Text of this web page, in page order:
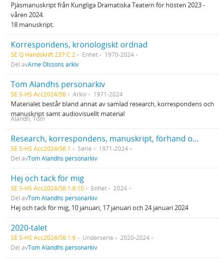
Pjäsmanuskript från Kungliga Dramatiska Teatern för hösten 2023 -
våren 2024.
18 manuskript.
Korrespondens, kronologiskt ordnad
SE Q Handskrift 237:C:2 Enhet
1970-2024
Del avArne Olssons arkiv
Tom Alandhs personarkiv
SE S-HS Acc2024/56 Arkiv 1971-2024
Materialet består bland annat av samlad research, korrespondens och
manuskript samt audiovisuellt material
Alandh, Tom
Research, korrespondens, manuskript, förhand och recensioner
SE S-HS Acc2024/56:1 Serie
1971-2024
Del avTom Alandhs personarkiv
Hej och tack för mig
SE S-HS Acc2024/56:1:6:10 Enhet
2024
Del avTom Alandhs personarkiv
Hej och tack för mig, 10 januari, 17 januari och 24 januari 2024
2020-talet
SE S-HS Acc2024/56:1:6 Underserie
2020-2024
Del avTom Alandhs personarkiv